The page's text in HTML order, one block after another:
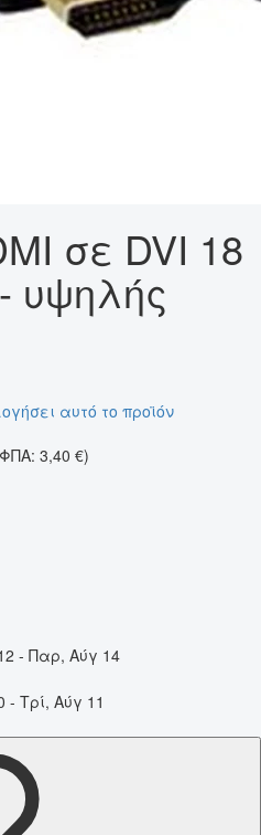
σε DVI 18
υψηλής
αυτό το προϊόν
3,40 €)
- Παρ, Αύγ 14
- Τρί, Αύγ 11